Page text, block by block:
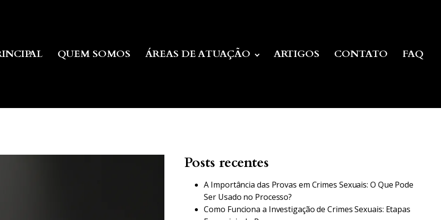
QUEM SOMOS ÁREAS DE ATUAÇÃO ARTIGOS CONTATO FAQ
Posts recentes
A Importância das Provas em Crimes Sexuais: O Que Pode
Ser Usado no Processo?
Como Funciona a Investigação de Crimes Sexuais: Etapas